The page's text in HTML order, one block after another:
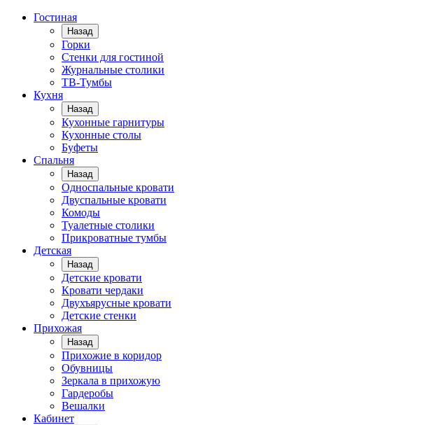
Гостиная
Назад
Горки
Стенки для гостиной
Журнальные столики
TВ-Тумбы
Кухня
Назад
Кухонные гарнитуры
Кухонные столы
Буфеты
Спальня
Назад
Односпальные кровати
Двуспальные кровати
Комоды
Туалетные столики
Прикроватные тумбы
Детская
Назад
Детские кровати
Кровати чердаки
Двухъярусные кровати
Детские стенки
Прихожая
Назад
Прихожие в коридор
Обувницы
Зеркала в прихожую
Гардеробы
Вешалки
Кабинет